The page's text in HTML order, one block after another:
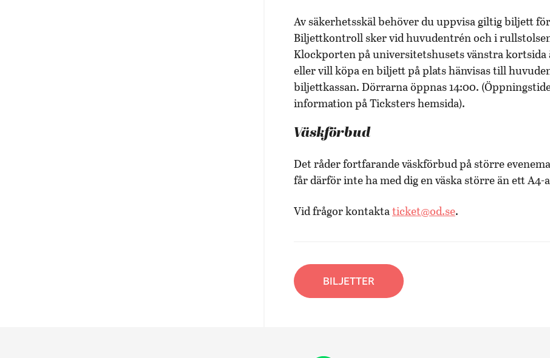
Av säkerhetsskäl behöver du uppvisa giltig biljett
Biljettkontroll sker vid huvudentrén och i
Klockporten på universitetshusets vänstra
eller vill köpa en biljett på plats hänvisas till
biljettkassan. Dörrarna öppnas 14:00.
information på Ticksters hemsida).
Väskförbud
Det råder fortfarande väskförbud på större
får därför inte ha med dig en väska större än ett
Vid frågor kontaktaticket@od.se.
BILJETTER